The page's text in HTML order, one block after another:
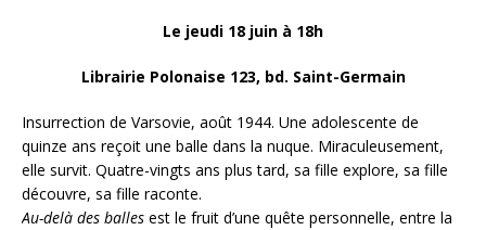
Le jeudi 18 juin à 18h
Librairie Polonaise 123, bd. Saint-Germain
Insurrection de Varsovie, août 1944. Une adolescente de
quinze ans reçoit une balle dans la nuque. Miraculeusement,
elle survit. Quatre-vingts ans plus tard, sa fille explore, sa fille
découvre, sa fille raconte.
Au-delà des balles est le fruit d’une quête personnelle, entre la